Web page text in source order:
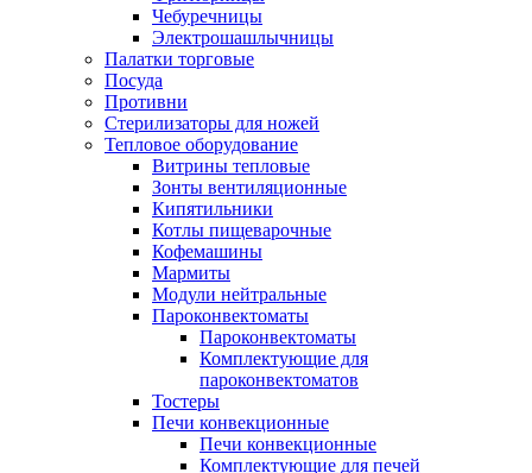
Чебуречницы
Электрошашлычницы
Палатки торговые
Посуда
Противни
Стерилизаторы для ножей
Тепловое оборудование
Витрины тепловые
Зонты вентиляционные
Кипятильники
Котлы пищеварочные
Кофемашины
Мармиты
Модули нейтральные
Пароконвектоматы
Пароконвектоматы
Комплектующие для
пароконвектоматов
Тостеры
Печи конвекционные
Печи конвекционные
Комплектующие для печей